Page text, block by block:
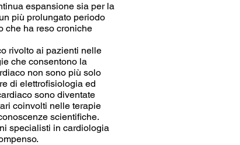
espansione sia per la
più prolungato periodo
che ha reso croniche
rivolto ai pazienti nelle
che consentono la
non sono più solo
di elettrofisiologia ed
sono diventate
coinvolti nelle terapie
scientifiche.
specialisti in cardiologia